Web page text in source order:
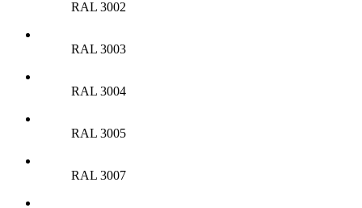
RAL 3002
RAL 3003
RAL 3004
RAL 3005
RAL 3007